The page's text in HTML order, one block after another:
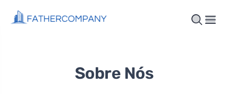
Sobre Nós